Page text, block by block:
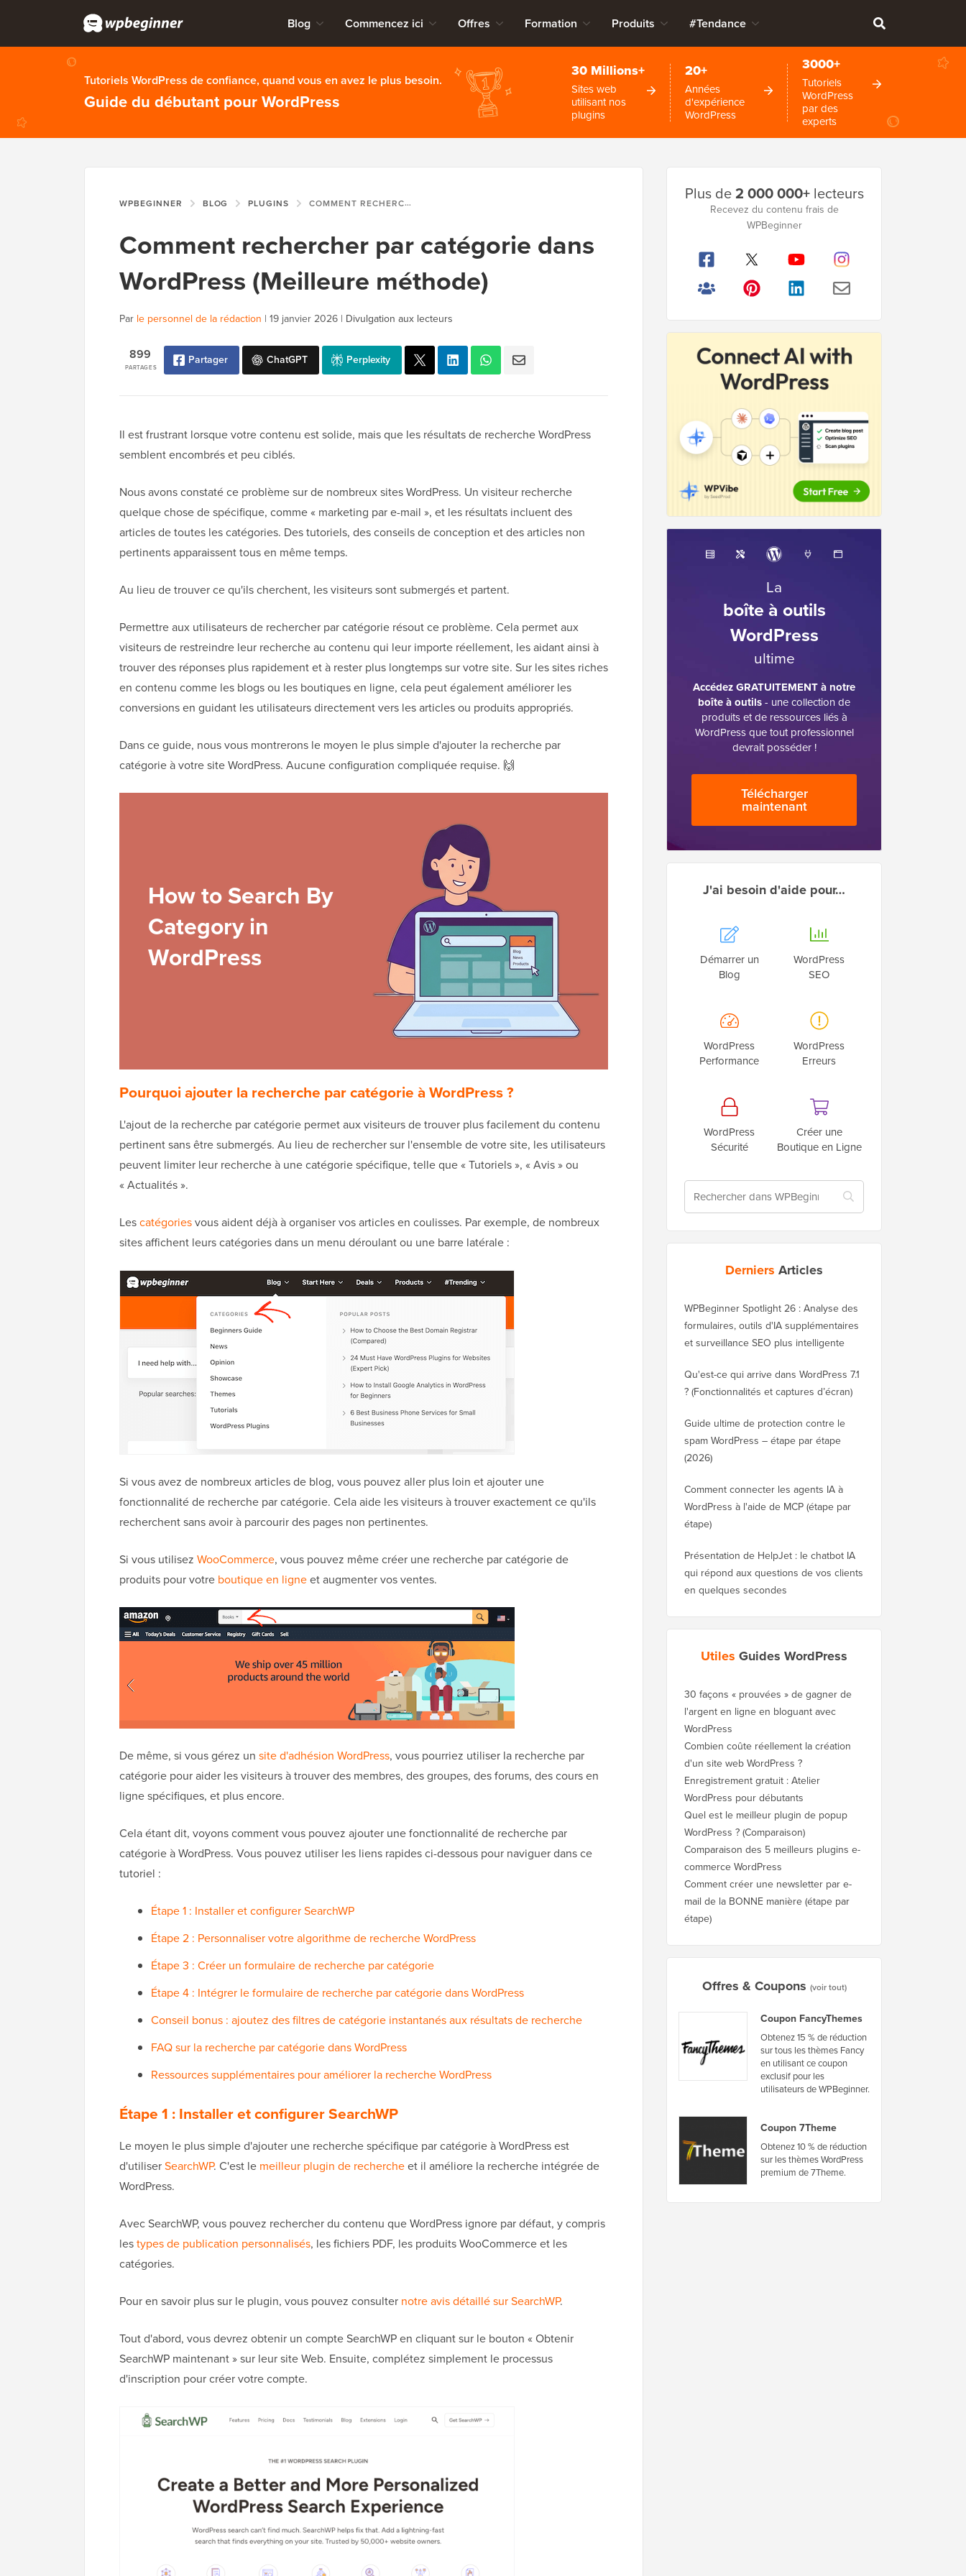
Blog Commencez ici Offres Formation Produits #Tendance
Tutoriels WordPress de confiance, quand vous en avez le plus besoin.
Guide du débutant pour WordPress
30 Millions+
Sites web
utilisant nos
plugins
20+
Années
d'expérience
WordPress
3000+
Tutoriels
WordPress
par des
experts
WPBEGINNER BLOG PLUGINS COMMENT RECHERCHER PAR CATÉGORIE DANS WORDPRESS (MEILLEURE MÉTHODE)
Comment rechercher par catégorie dans
WordPress (Meilleure méthode)
Par le personnel de la rédaction | 19 janvier 2026 | Divulgation aux lecteurs
PARTAGES
899 Partager ChatGPT Perplexity
Il est frustrant lorsque votre contenu est solide, mais que les résultats de recherche WordPress
semblent encombrés et peu ciblés.
Nous avons constaté ce problème sur de nombreux sites WordPress. Un visiteur recherche
quelque chose de spécifique, comme « marketing par e-mail », et les résultats incluent des
articles de toutes les catégories. Des tutoriels, des conseils de conception et des articles non
pertinents apparaissent tous en même temps.
Au lieu de trouver ce qu'ils cherchent, les visiteurs sont submergés et partent.
Permettre aux utilisateurs de rechercher par catégorie résout ce problème. Cela permet aux
visiteurs de restreindre leur recherche au contenu qui leur importe réellement, les aidant ainsi à
trouver des réponses plus rapidement et à rester plus longtemps sur votre site. Sur les sites riches
en contenu comme les blogs ou les boutiques en ligne, cela peut également améliorer les
conversions en guidant les utilisateurs directement vers les articles ou produits appropriés.
Dans ce guide, nous vous montrerons le moyen le plus simple d'ajouter la recherche par
catégorie à votre site WordPress. Aucune configuration compliquée requise. 🙌
Pourquoi ajouter la recherche par catégorie à WordPress ?
L'ajout de la recherche par catégorie permet aux visiteurs de trouver plus facilement du contenu
pertinent sans être submergés. Au lieu de rechercher sur l'ensemble de votre site, les utilisateurs
peuvent limiter leur recherche à une catégorie spécifique, telle que « Tutoriels », « Avis » ou
« Actualités ».
Lescatégoriesvous aident déjà à organiser vos articles en coulisses. Par exemple, de nombreux
sites affichent leurs catégories dans un menu déroulant ou une barre latérale :
Si vous avez de nombreux articles de blog, vous pouvez aller plus loin et ajouter une
fonctionnalité de recherche par catégorie. Cela aide les visiteurs à trouver exactement ce qu'ils
recherchent sans avoir à parcourir des pages non pertinentes.
Si vous utilisez WooCommerce, vous pouvez même créer une recherche par catégorie de
produits pour votre boutique en ligneet augmenter vos ventes.
De même, si vous gérez un site d'adhésion WordPress, vous pourriez utiliser la recherche par
catégorie pour aider les visiteurs à trouver des membres, des groupes, des forums, des cours en
ligne spécifiques, et plus encore.
Cela étant dit, voyons comment vous pouvez ajouter une fonctionnalité de recherche par
catégorie à WordPress. Vous pouvez utiliser les liens rapides ci-dessous pour naviguer dans ce
tutoriel :
Étape 1 : Installer et configurer SearchWP
Étape 2 : Personnaliser votre algorithme de recherche WordPress
Étape 3 : Créer un formulaire de recherche par catégorie
Étape 4 : Intégrer le formulaire de recherche par catégorie dans WordPress
Conseil bonus : ajoutez des filtres de catégorie instantanés aux résultats de recherche
FAQ sur la recherche par catégorie dans WordPress
Ressources supplémentaires pour améliorer la recherche WordPress
Étape 1 : Installer et configurer SearchWP
Le moyen le plus simple d'ajouter une recherche spécifique par catégorie à WordPress est
d'utiliserSearchWP. C'est le meilleur plugin de rechercheet il améliore la recherche intégrée de
WordPress.
Avec SearchWP, vous pouvez rechercher du contenu que WordPress ignore par défaut, y compris
lestypes de publication personnalisés, les fichiers PDF, les produits WooCommerce et les
catégories.
Pour en savoir plus sur le plugin, vous pouvez consulter notre avis détaillé sur SearchWP.
Tout d'abord, vous devrez obtenir un compte SearchWP en cliquant sur le bouton « Obtenir
SearchWP maintenant » sur leur site Web. Ensuite, complétez simplement le processus
d'inscription pour créer votre compte.
latérale
Plus de2 000 000+lecteurs
Recevez du contenu frais de
WPBeginner
La
boîte à outils
WordPress
ultime
Accédez GRATUITEMENT à notre
boîte à outils- une collection de
produits et de ressources liés à
WordPress que tout professionnel
devrait posséder !
Télécharger
maintenant
J'ai besoin d'aide pour…
Démarrer un
Blog
WordPress
SEO
WordPress
Performance
WordPress
Erreurs
WordPress
Sécurité
Créer une
Boutique en Ligne
Derniers Articles
WPBeginner Spotlight 26 : Analyse des
formulaires, outils d'IA supplémentaires
et surveillance SEO plus intelligente
Qu'est-ce qui arrive dans WordPress 7.1
? (Fonctionnalités et captures d’écran)
Guide ultime de protection contre le
spam WordPress – étape par étape
(2026)
Comment connecter les agents IA à
WordPress à l'aide de MCP (étape par
étape)
Présentation de HelpJet : le chatbot IA
qui répond aux questions de vos clients
en quelques secondes
Utiles Guides WordPress
30 façons « prouvées » de gagner de
l'argent en ligne en bloguant avec
WordPress
Combien coûte réellement la création
d'un site web WordPress ?
Enregistrement gratuit : Atelier
WordPress pour débutants
Quel est le meilleur plugin de popup
WordPress ? (Comparaison)
Comparaison des 5 meilleurs plugins e-
commerce WordPress
Comment créer une newsletter par e-
mail de la BONNE manière (étape par
étape)
Offres & Coupons (voir tout)
Coupon FancyThemes
Obtenez 15 % de réduction
sur tous les thèmes Fancy
en utilisant ce coupon
exclusif pour les
utilisateurs de WPBeginner.
Coupon 7Theme
Obtenez 10 % de réduction
sur les thèmes WordPress
premium de 7Theme.